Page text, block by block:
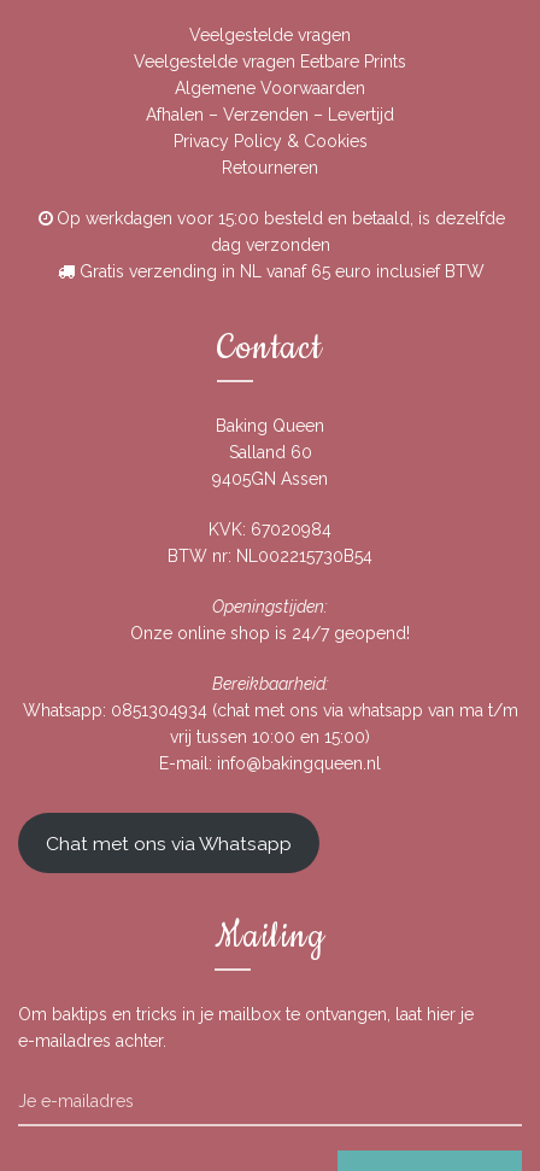
Veelgestelde vragen
Veelgestelde vragen Eetbare Prints
Algemene Voorwaarden
Afhalen – Verzenden – Levertijd
Privacy Policy & Cookies
Retourneren
Op werkdagen voor 15:00 besteld en betaald, is dezelfde
dag verzonden
Gratis verzending in NL vanaf 65 euro inclusief BTW
Contact
Baking Queen
Salland 60
9405GN Assen
KVK: 67020984
BTW nr: NL002215730B54
Openingstijden:
Onze online shop is 24/7 geopend!
Bereikbaarheid:
Whatsapp: 0851304934(chat met ons via whatsapp van ma t/m
vrij tussen 10:00 en 15:00)
E-mail: info@bakingqueen.nl
Chat met ons via Whatsapp
Mailing
Om baktips en tricks in je mailbox te ontvangen, laat hier je
e-mailadres achter.